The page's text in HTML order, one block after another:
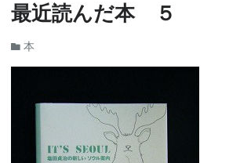
最近読んだ本 ５
本